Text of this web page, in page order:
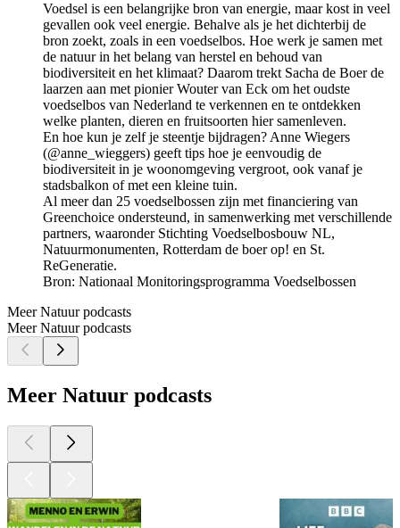
Voedsel is een belangrijke bron van energie, maar kost in veel
gevallen ook veel energie. Behalve als je het dichterbij de
bron zoekt, zoals in een voedselbos. Hoe werk je samen met
de natuur in het belang van herstel en behoud van
biodiversiteit en het klimaat? Daarom trekt Sacha de Boer de
laarzen aan met pionier Wouter van Eck om het oudste
voedselbos van Nederland te verkennen en te ontdekken
welke planten, dieren en fruitsoorten hier samenleven.
En hoe kun je zelf je steentje bijdragen? Anne Wiegers
(@anne_wieggers) geeft tips hoe je eenvoudig de
biodiversiteit in je woonomgeving vergroot, ook vanaf je
stadsbalkon of met een kleine tuin.
Al meer dan 25 voedselbossen zijn met financiering van
Greenchoice ondersteund, in samenwerking met verschillende
partners, waaronder Stichting Voedselbosbouw NL,
Natuurmonumenten, Rotterdam de boer op! en St.
ReGeneratie.
Bron: Nationaal Monitoringsprogramma Voedselbossen
Meer Natuur podcasts
Meer Natuur podcasts
Meer Natuur podcasts